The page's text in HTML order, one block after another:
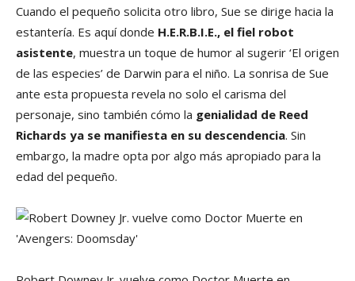
Cuando el pequeño solicita otro libro, Sue se dirige hacia la
estantería. Es aquí donde H.E.R.B.I.E., el fiel robot
asistente, muestra un toque de humor al sugerir ‘El origen
de las especies’ de Darwin para el niño. La sonrisa de Sue
ante esta propuesta revela no solo el carisma del
personaje, sino también cómo la genialidad de Reed
Richards ya se manifiesta en su descendencia. Sin
embargo, la madre opta por algo más apropiado para la
edad del pequeño.